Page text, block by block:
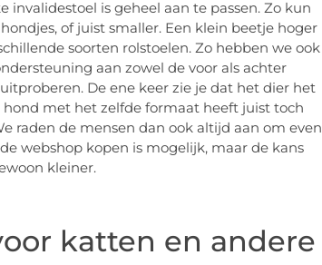
is geheel aan te passen. Zo kun
of juist smaller. Een klein beetje hoger
soorten rolstoelen. Zo hebben we ook
aan zowel de voor als achter
De ene keer zie je dat het dier het
met het zelfde formaat heeft juist toch
raden de mensen dan ook altijd aan om even
webshop kopen is mogelijk, maar de kans
kleiner.
katten en andere